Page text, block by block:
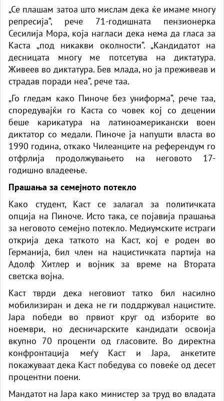
„Се плашам затоа што мислам дека ќе имаме многу
репресија“, рече 71-годишната пензионерка
Сесилија Мора, која нагласи дека нема да гласа за
Каста „под никакви околности“. „Кандидатот на
десницата многу ме потсетува на диктатура.
Живеев во диктатура. Бев млада, но ја преживеав и
страдав поради неа“, рече таа.
„Го гледам како Пиноче без униформа“, рече таа,
споредувајќи го Каста со човек кој со децении
беше карикатура на латиноамерикански воен
диктатор со медали. Пиноче ја напушти власта во
1990 година, откако Чилеанците на референдум го
отфрлија продолжувањето на неговото 17-
годишно владеење.
Прашања за семејното потекло
Како студент, Каст се залагал за политичката
опција на Пиноче. Исто така, се појавија прашања
за неговото семејно потекло. Медиумските истраги
открија дека таткото на Каст, кој е роден во
Германија, бил член на нацистичката партија на
Адолф Хитлер и војник за време на Втората
светска војна.
Каст тврди дека неговиот татко бил насилно
мобилизиран и дека не ги поддржувал нацистите.
Јара победи во првиот круг од изборите во
ноември, но десничарските кандидати освоија
вкупно 70 проценти од гласовите. Во директна
конфронтација меѓу Каст и Јара, анкетите
покажуваат дека Каст победува со повеќе од десет
процентни поени.
Мандатот на Јара како министер за труд во владата